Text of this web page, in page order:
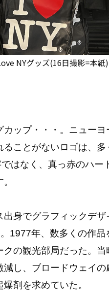
NYグッズ(16日撮影=本紙)
ップ・・・。ニューヨ
ことがないロゴは、
はなく、真っ赤のハー
身でグラフィックデザ
1977年、数多くの作品
の観光部局だった。
し、ブロードウェイの
剤を求めていた。